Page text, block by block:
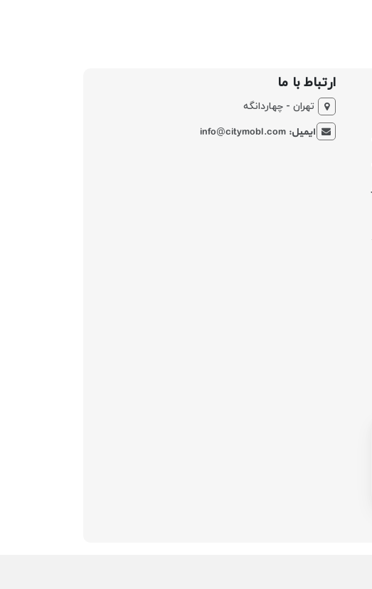
ارتباط با ما
تهران - چهاردانگه
ایمیل: info@citymobl.com